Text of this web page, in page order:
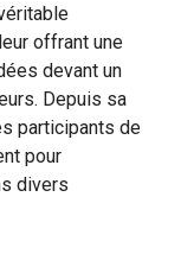
offrant une
devant un
Depuis sa
participants de
pour
divers